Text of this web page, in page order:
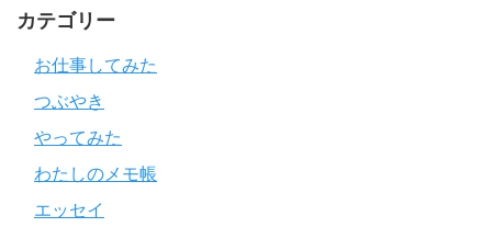
カテゴリー
お仕事してみた
つぶやき
やってみた
わたしのメモ帳
エッセイ